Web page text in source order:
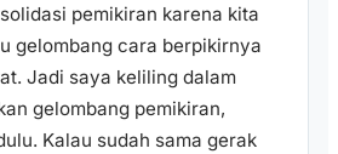
pemikiran karena kita
gelombang cara berpikirnya
Jadi saya keliling dalam
gelombang pemikiran,
Kalau sudah sama gerak